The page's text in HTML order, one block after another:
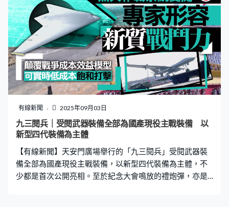
是很辛苦，真的用性命去博，才能抵禦入侵者。這段歷史
值得我們銘記，戰爭的殘酷，才令我們明白和平來之不
易。」 東江縱隊是活躍在華南的中共抗日游擊隊，港九大
隊則在1942年成立，有過千名戰士，獲確認犧牲的至少
115人，目前只有十幾人仍然在生。林鳴：「最起碼是一
個啟發，最初步認知可能以後有興趣，有興趣可能繼續追
蹤這段歷史，對傳承是一件好事。一定要知道這段歷史，
知道為何會被入侵，明白才會有正確認知和態度，才會思
考努力建設好香港。」 有家長亦都帶小朋友來參觀抗戰勝
利80周年專題展，博物館準備了心意卡，讓他們反思戰爭
及和平。小朋友：「日本侵入我們中國，接着不知道一九
國原來那麼強，很勇敢、不過真的很慘，死了
有線新聞 2025年09月03日
九三閱兵｜受閱武器裝備全部為國產現役主戰裝備 以
新型四代裝備為主體
【有線新聞】天安門廣場舉行的「九三閱兵」受閱武器裝
備全部為國產現役主戰裝備，以新型四代裝備為主體，不
少都是首次公開亮相。至於紀念大會鳴放的禮炮彈，亦是